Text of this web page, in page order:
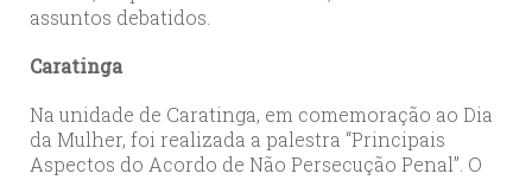
assuntos debatidos.
Caratinga
Na unidade de Caratinga, em comemoração ao Dia
da Mulher, foi realizada a palestra “Principais
Aspectos do Acordo de Não Persecução Penal”. O